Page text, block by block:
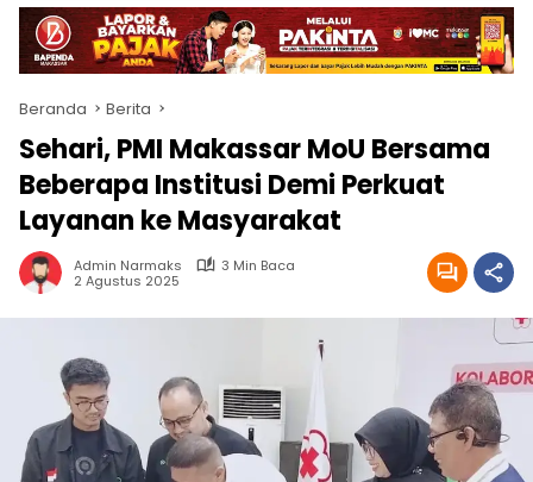
Beranda Berita
Sehari, PMI Makassar MoU Bersama
Beberapa Institusi Demi Perkuat
Layanan ke Masyarakat
Admin Narmaks
3 Min Baca
2 Agustus 2025